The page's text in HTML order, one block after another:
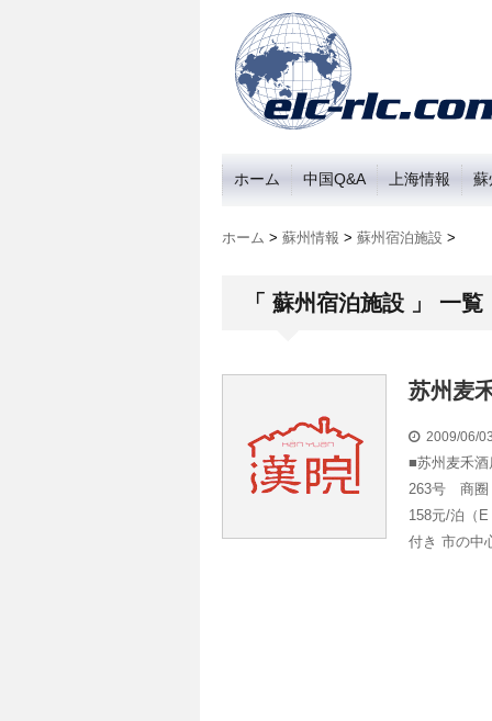
ホーム 中国Q&A 上海情報 蘇
ホーム > 蘇州情報 > 蘇州宿泊施設 >
「 蘇州宿泊施設 」 一覧
苏州麦
2009/06/
■苏州麦禾
263号 商圈
158元/泊（
付き 市の中